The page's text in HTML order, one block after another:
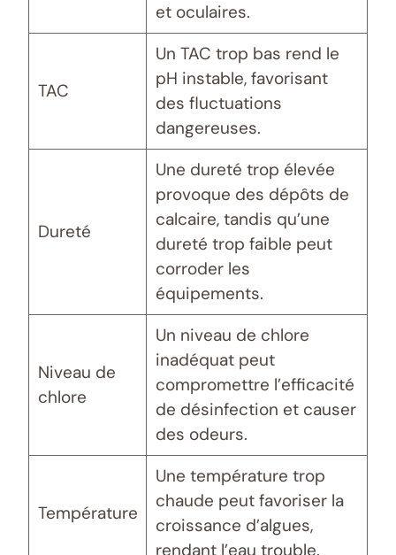
et oculaires.
TAC
Un TAC trop bas rend le
pH instable, favorisant
des fluctuations
dangereuses.
Dureté
Une dureté trop élevée
provoque des dépôts de
calcaire, tandis qu’une
dureté trop faible peut
corroder les
équipements.
Niveau de
chlore
Un niveau de chlore
inadéquat peut
compromettre l’efficacité
de désinfection et causer
des odeurs.
Température
Une température trop
chaude peut favoriser la
croissance d’algues,
rendant l’eau trouble.